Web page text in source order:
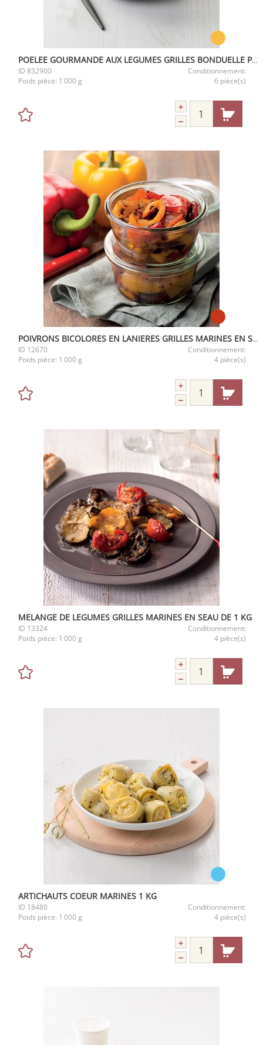
POELEE GOURMANDE AUX LEGUMES GRILLES BONDUELLE PRECUITE 1 KG IQF
ID 832900
Conditionnement:
Poids pièce: 1 000 g 6 pièce(s)
POIVRONS BICOLORES EN LANIERES GRILLES MARINES EN SEAU DE 1KG
ID 12670
Conditionnement:
Poids pièce: 1 000 g 4 pièce(s)
MELANGE DE LEGUMES GRILLES MARINES EN SEAU DE 1 KG
ID 13324
Conditionnement:
Poids pièce: 1 000 g 4 pièce(s)
ARTICHAUTS COEUR MARINES 1 KG
ID 18480
Conditionnement:
Poids pièce: 1 000 g 4 pièce(s)